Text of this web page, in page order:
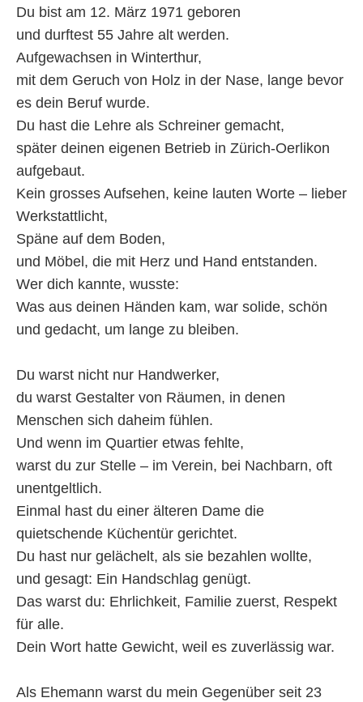
Du bist am 12. März 1971 geboren
und durftest 55 Jahre alt werden.
Aufgewachsen in Winterthur,
mit dem Geruch von Holz in der Nase, lange bevor
es dein Beruf wurde.
Du hast die Lehre als Schreiner gemacht,
später deinen eigenen Betrieb in Zürich-Oerlikon
aufgebaut.
Kein grosses Aufsehen, keine lauten Worte – lieber
Werkstattlicht,
Späne auf dem Boden,
und Möbel, die mit Herz und Hand entstanden.
Wer dich kannte, wusste:
Was aus deinen Händen kam, war solide, schön
und gedacht, um lange zu bleiben.
Du warst nicht nur Handwerker,
du warst Gestalter von Räumen, in denen
Menschen sich daheim fühlen.
Und wenn im Quartier etwas fehlte,
warst du zur Stelle – im Verein, bei Nachbarn, oft
unentgeltlich.
Einmal hast du einer älteren Dame die
quietschende Küchentür gerichtet.
Du hast nur gelächelt, als sie bezahlen wollte,
und gesagt: Ein Handschlag genügt.
Das warst du: Ehrlichkeit, Familie zuerst, Respekt
für alle.
Dein Wort hatte Gewicht, weil es zuverlässig war.
Als Ehemann warst du mein Gegenüber seit 23